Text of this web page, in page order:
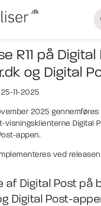
R11 på
og Digital
11-2025
2025 gennemføres
visningsklienterne Digital
appen.
ved
af Digital Post på
Digital Post-